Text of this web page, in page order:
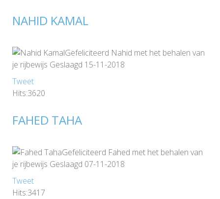
NAHID KAMAL
Gefeliciteerd Nahid met het behalen van
je rijbewijs Geslaagd 15-11-2018
Tweet
Hits:3620
FAHED TAHA
Gefeliciteerd Fahed met het behalen van
je rijbewijs Geslaagd 07-11-2018
Tweet
Hits:3417